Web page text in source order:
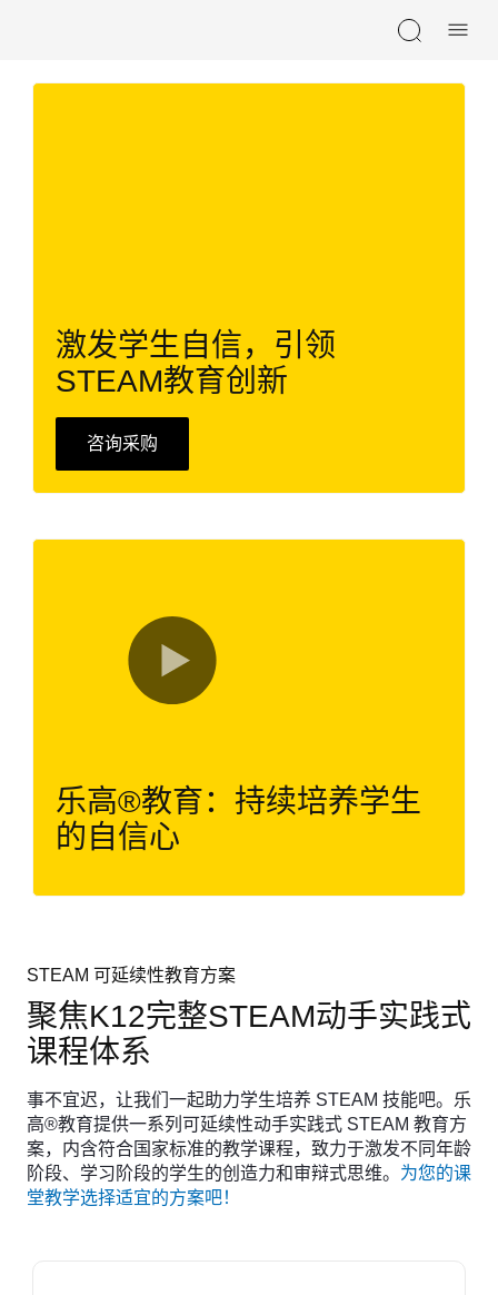
激发学生自信，引领
STEAM教育创新
咨询采购
乐高®教育：持续培养学生
的自信心
STEAM 可延续性教育方案
聚焦K12完整STEAM动手实践式
课程体系
事不宜迟，让我们一起助力学生培养 STEAM 技能吧。乐
高®教育提供一系列可延续性动手实践式 STEAM 教育方
案，内含符合国家标准的教学课程，致力于激发不同年龄
阶段、学习阶段的学生的创造力和审辩式思维。 为您的课
堂教学选择适宜的方案吧！